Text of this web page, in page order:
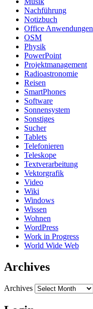
Nachführung
Notizbuch
Office Anwendungen
OSM
Physik
PowerPoint
Projektmanagement
Radioastronomie
Reisen
SmartPhones
Software
Sonnensystem
Sonstiges
Sucher
Tablets
Telefonieren
Teleskope
Textverarbeitung
Vektorgrafik
Video
Wiki
Windows
Wissen
Wohnen
WordPress
Work in Progress
World Wide Web
Archives
Archives